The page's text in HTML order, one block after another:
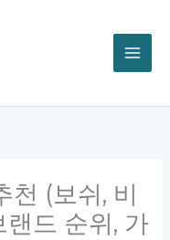
천 (보쉬, 비
드 순위, 가